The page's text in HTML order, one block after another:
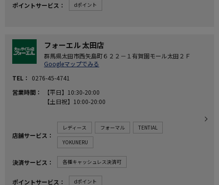
ポイントサービス dポイント
フォーエル 太田店
群馬県太田市西矢島町６２２－１有賀園モール太田２Ｆ
Googleマップでみる
TEL
0276-45-4741
営業時間
【平日】10:30-20:00
【土日祝】10:00-20:00
店舗サービス
レディース フォーマル
TENTIAL
YOKUNERU
決済サービス 各種キャッシュレス決済可
ポイントサービス dポイント